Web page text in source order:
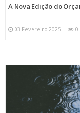
A Nova Edição do
03 Fevereiro 2025 0